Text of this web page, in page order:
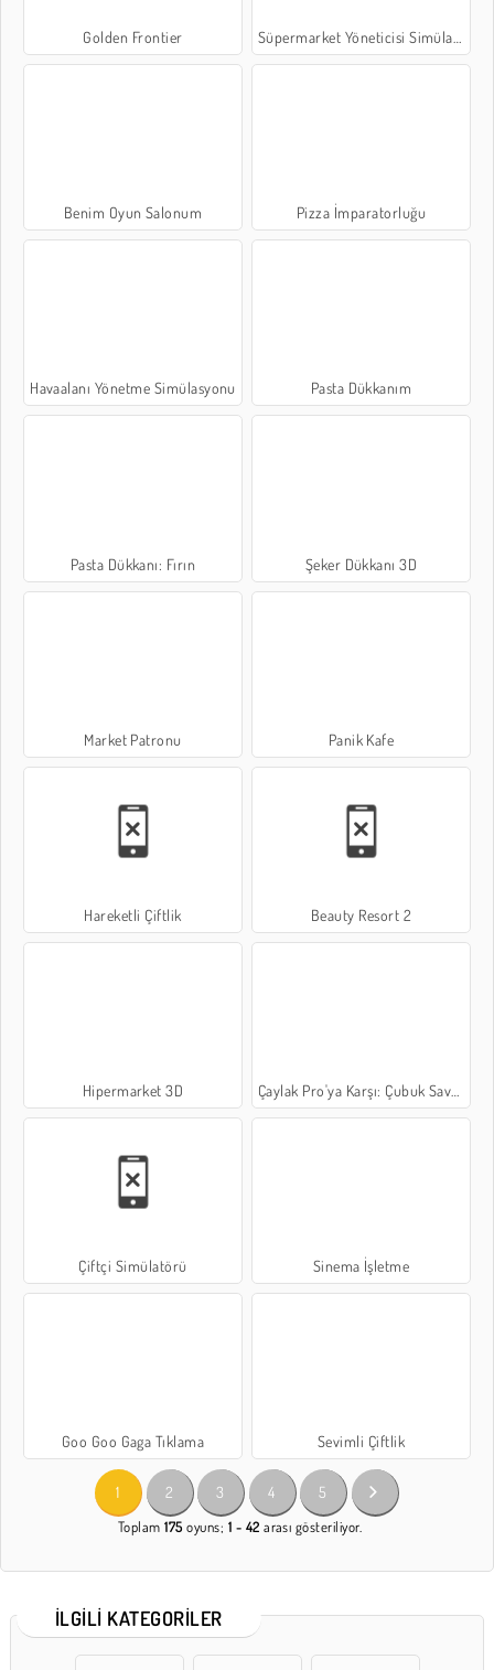
Golden Frontier Süpermarket Yöneticisi Simülasyonu
Benim Oyun Salonum Pizza İmparatorluğu
Havaalanı Yönetme Simülasyonu Pasta Dükkanım
Pasta Dükkanı: Fırın Şeker Dükkanı 3D
Market Patronu Panik Kafe
Hareketli Çiftlik Beauty Resort 2
Hipermarket 3D Çaylak Pro'ya Karşı: Çubuk Savaşları
Çiftçi Simülatörü Sinema İşletme
Goo Goo Gaga Tıklama Sevimli Çiftlik
1 2 3 4 5
Toplam175 oyuns; 1 - 42 arası gösteriliyor.
İLGILI KATEGORILER